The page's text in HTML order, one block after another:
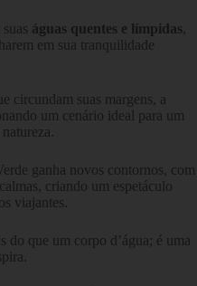
águas quentes e límpidas
em sua tranquilidade
circundam suas margens, a
um cenário ideal para um
ganha novos contornos, com
criando um espetáculo
viajantes.
do que um corpo d’água; é uma